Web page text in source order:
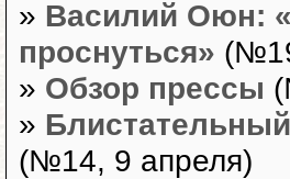
» Василий Оюн:
проснуться»
» Обзор прессы
»
(№14, 9 апреля)